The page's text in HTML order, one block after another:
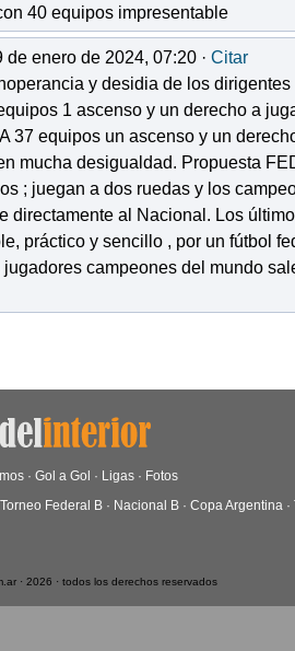
40 equipos impresentable
de enero de 2024, 07:20 · Citar
y desidia de los dirigentes
1 ascenso y un derecho a
37 equipos un ascenso y un
mucha desigualdad. Propuesta
; juegan a dos ruedas y los
directamente al Nacional. Los
práctico y sencillo , por un fútbol
campeones del mundo
· Gol a Gol · Ligas · Fotos
Torneo Federal B · Nacional B · Copa Argentina ·
· 2026 · todos los derechos reservados